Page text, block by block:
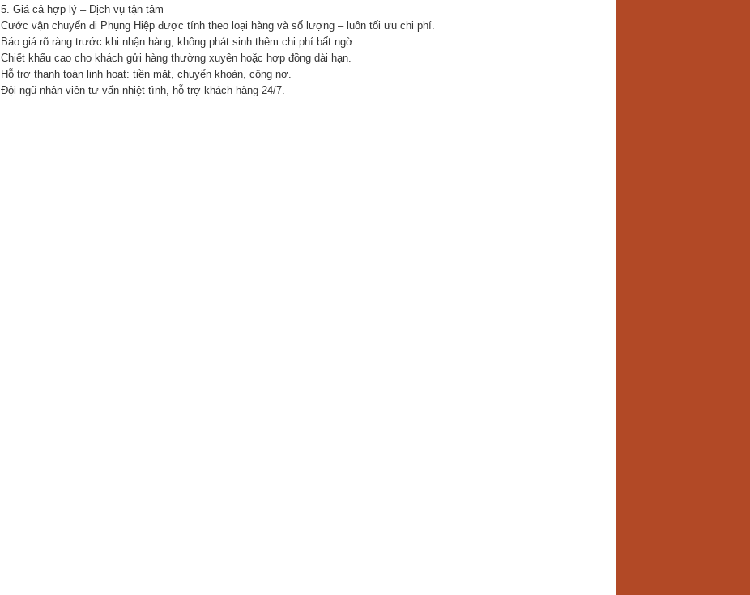
5. Giá cả hợp lý – Dịch vụ tận tâm
Cước vận chuyển đi Phụng Hiệp được tính theo loại hàng và số lượng – luôn tối ưu chi phí.
Báo giá rõ ràng trước khi nhận hàng, không phát sinh thêm chi phí bất ngờ.
Chiết khấu cao cho khách gửi hàng thường xuyên hoặc hợp đồng dài hạn.
Hỗ trợ thanh toán linh hoạt: tiền mặt, chuyển khoản, công nợ.
Đội ngũ nhân viên tư vấn nhiệt tình, hỗ trợ khách hàng 24/7.